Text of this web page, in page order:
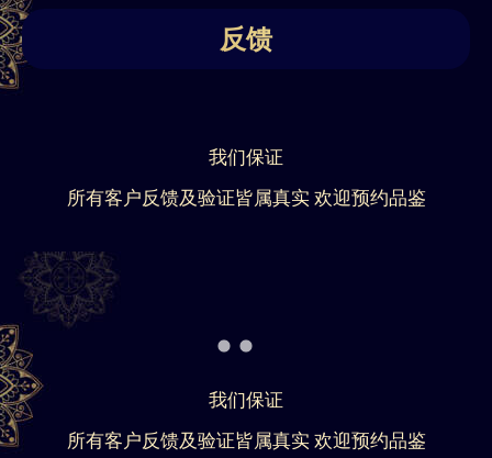
反馈
我们保证
所有客户反馈及验证皆属真实 欢迎预约品鉴
我们保证
所有客户反馈及验证皆属真实 欢迎预约品鉴